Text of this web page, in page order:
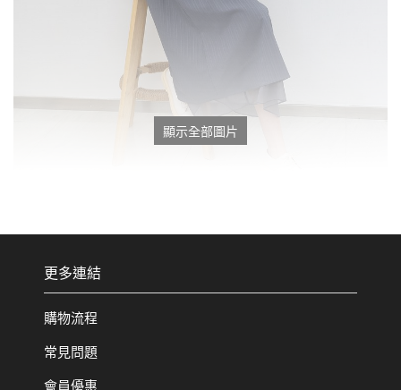
顯示全部圖片
更多連結
購物流程
常見問題
會員優惠